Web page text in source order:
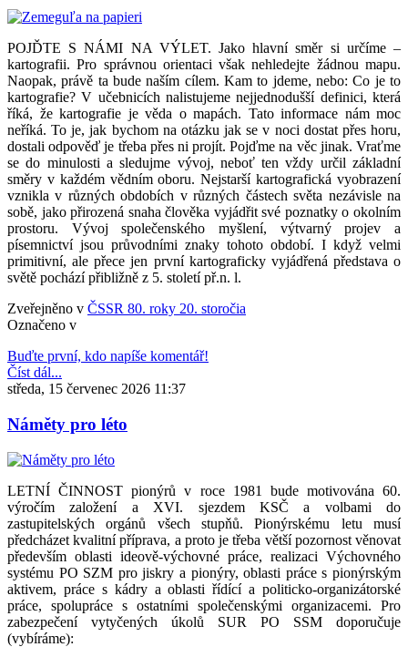
POJĎTE S NÁMI NA VÝLET. Jako hlavní směr si určíme –
kartografii. Pro správnou orientaci však nehledejte žádnou mapu.
Naopak, právě ta bude naším cílem. Kam to jdeme, nebo: Co je to
kartografie? V učebnicích nalistujeme nejjednodušší definici, která
říká, že kartografie je věda o mapách. Tato informace nám moc
neříká. To je, jak bychom na otázku jak se v noci dostat přes horu,
dostali odpověď je třeba přes ni projít. Pojďme na věc jinak. Vraťme
se do minulosti a sledujme vývoj, neboť ten vždy určil základní
směry v každém vědním oboru. Nejstarší kartografická vyobrazení
vznikla v různých obdobích v různých částech světa nezávisle na
sobě, jako přirozená snaha člověka vyjádřit své poznatky o okolním
prostoru. Vývoj společenského myšlení, výtvarný projev a
písemnictví jsou průvodními znaky tohoto období. I když velmi
primitivní, ale přece jen první kartograficky vyjádřená představa o
světě pochází přibližně z 5. století př.n. l.
Zveřejněno v ČSSR 80. roky 20. storočia
Označeno v
Buďte první, kdo napíše komentář!
Číst dál...
středa, 15 červenec 2026 11:37
Náměty pro léto
LETNÍ ČINNOST pionýrů v roce 1981 bude motivována 60.
výročím založení a XVI. sjezdem KSČ a volbami do
zastupitelských orgánů všech stupňů. Pionýrskému letu musí
předcházet kvalitní příprava, a proto je třeba větší pozornost věnovat
především oblasti ideově-výchovné práce, realizaci Výchovného
systému PO SZM pro jiskry a pionýry, oblasti práce s pionýrským
aktivem, práce s kádry a oblasti řídící a politicko-organizátorské
práce, spolupráce s ostatními společenskými organizacemi. Pro
zabezpečení vytyčených úkolů SUR PO SSM doporučuje
(vybíráme):